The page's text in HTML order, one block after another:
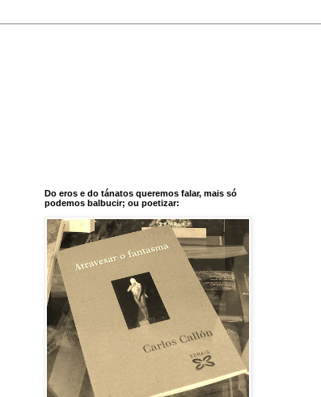
Do eros e do tánatos queremos falar, mais só
podemos balbucir; ou poetizar: